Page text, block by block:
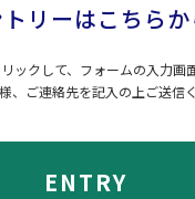
リーはこちらか
リックして、フォームの入力画
、ご連絡先を記入の上ご送信く
ENTRY